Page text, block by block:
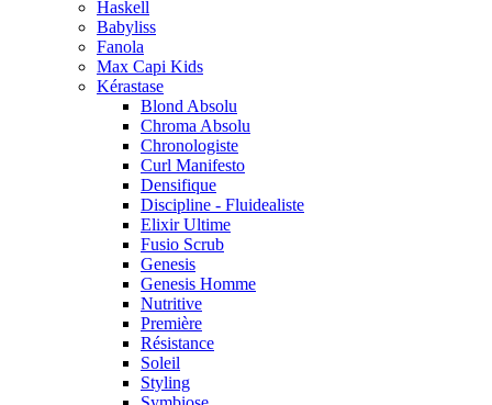
Haskell
Babyliss
Fanola
Max Capi Kids
Kérastase
Blond Absolu
Chroma Absolu
Chronologiste
Curl Manifesto
Densifique
Discipline - Fluidealiste
Elixir Ultime
Fusio Scrub
Genesis
Genesis Homme
Nutritive
Première
Résistance
Soleil
Styling